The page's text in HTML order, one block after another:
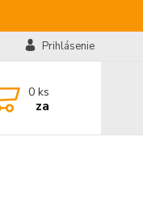
Prihlásenie
0 ks
za